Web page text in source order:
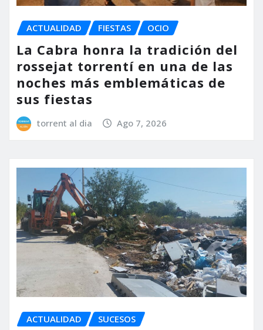
ACTUALIDAD FIESTAS OCIO
La Cabra honra la tradición del
rossejat torrentí en una de las
noches más emblemáticas de
sus fiestas
torrent al dia Ago 7, 2026
ACTUALIDAD SUCESOS